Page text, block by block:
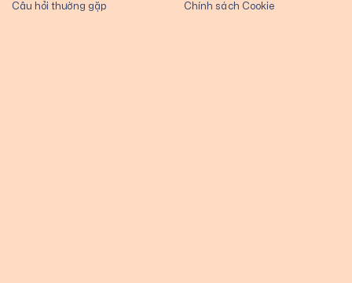
Câu hỏi thường gặp
Chính sách Cookie